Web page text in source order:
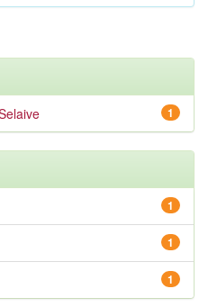
1
1
1
1